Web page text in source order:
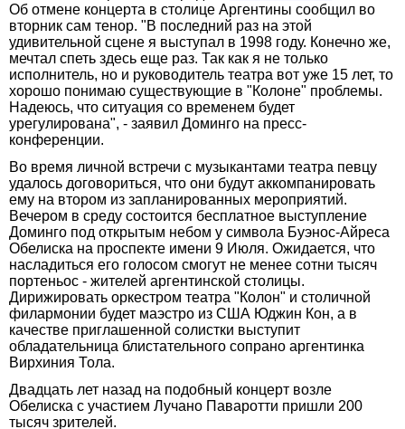
Об отмене концерта в столице Аргентины сообщил во
вторник сам тенор. "В последний раз на этой
удивительной сцене я выступал в 1998 году. Конечно же,
мечтал спеть здесь еще раз. Так как я не только
исполнитель, но и руководитель театра вот уже 15 лет, то
хорошо понимаю существующие в "Колоне" проблемы.
Надеюсь, что ситуация со временем будет
урегулирована", - заявил Доминго на пресс-
конференции.
Во время личной встречи с музыкантами театра певцу
удалось договориться, что они будут аккомпанировать
ему на втором из запланированных мероприятий.
Вечером в среду состоится бесплатное выступление
Доминго под открытым небом у символа Буэнос-Айреса
Обелиска на проспекте имени 9 Июля. Ожидается, что
насладиться его голосом смогут не менее сотни тысяч
портеньос - жителей аргентинской столицы.
Дирижировать оркестром театра "Колон" и столичной
филармонии будет маэстро из США Юджин Кон, а в
качестве приглашенной солистки выступит
обладательница блистательного сопрано аргентинка
Вирхиния Тола.
Двадцать лет назад на подобный концерт возле
Обелиска с участием Лучано Паваротти пришли 200
тысяч зрителей.